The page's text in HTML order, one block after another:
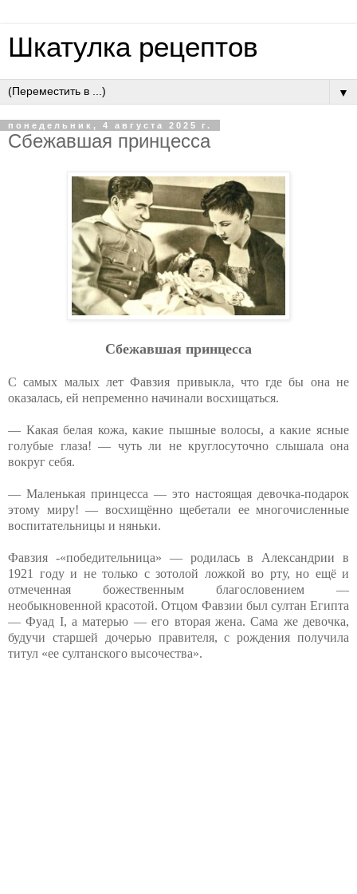
Шкатулка рецептов
▼
понедельник, 4 августа 2025 г.
Cбeжaвшaя пpинцecca
Cбeжaвшaя пpинцecca
С самых малых лет Фавзия привыкла, что где бы она не
оказалась, ей непременно начинали восхищаться.
— Какая белая кожа, какие пышные волосы, а какие ясные
голубые глаза! — чуть ли не круглосуточно слышала она
вокруг себя.
— Маленькая принцесса — это настоящая девочка-подарок
этому миру! — восхищённо щебетали ее многочисленные
воспитательницы и няньки.
Фавзия -«победительница» — родилась в Александрии в
1921 году и не только с зотолой ложкой во рту, но ещё и
отмеченная божественным благословением —
необыкновенной красотой. Отцом Фавзии был султан Египта
— Фуад I, а матерью — его вторая жена. Сама же девочка,
будучи старшей дочерью правителя, с рождения получила
титул «ее султанского высочества».